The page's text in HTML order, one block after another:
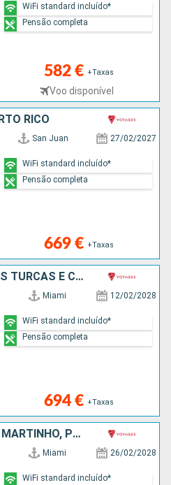
582 € +Taxas
Voo disponível
WiFi standard incluído*
Pensão completa
RICO
San Juan 27/02/2027
669 € +Taxas
WiFi standard incluído*
Pensão completa
ESTADOS UNIDOS, ILHAS TURCAS E CAICOS, REPÚBLICA DOMINICANA, BAHAMAS
Miami 12/02/2028
694 € +Taxas
WiFi standard incluído*
Pensão completa
ESTADOS UNIDOS, SÃO MARTINHO, PORTO RICO, REPÚBLICA DOMINICANA, BAHAMAS
Miami 26/02/2028
WiFi standard incluído*